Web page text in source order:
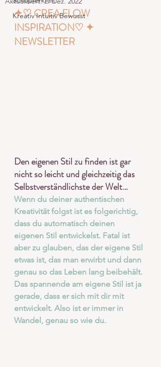
Kreativ Intuitiv Bewusst
✦♡ CREA FLOW
INSPIRATION♡ ✦
NEWSLETTER
Den eigenen Stil zu finden ist gar
nicht so leicht und gleichzeitig das
Selbstverständlichste der Welt…
Wenn du deiner authentischen
Kreativität folgst ist es folgerichtig,
dass du automatisch deinen
eigenen Stil entwickelst. Fatal ist
aber zu glauben, das der eigene Stil
etwas ist, das man erwirbt und dann
genau so das Leben lang beibehält.
Das spannende am eigene Stil ist ja
gerade, dass er sich mit dir mit
entwickelt. Also ist er immer in
Wandel, genau so wie du.